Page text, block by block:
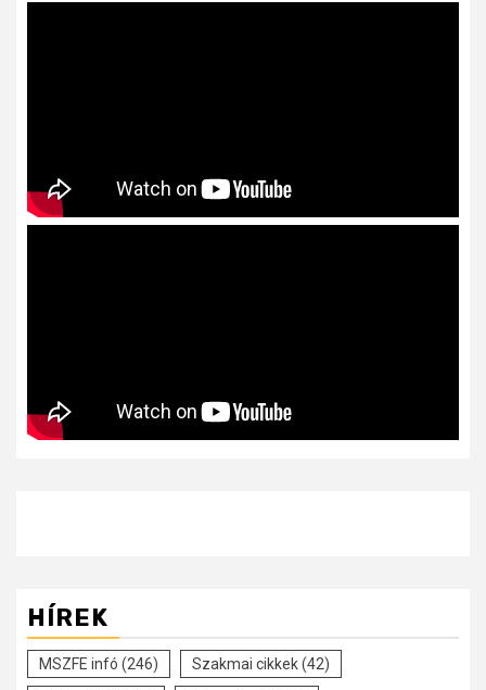
HÍREK
MSZFE infó (246) Szakmai cikkek(42)